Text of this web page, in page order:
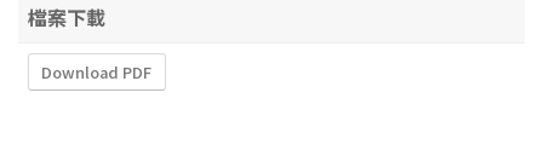
檔案下載
Download PDF